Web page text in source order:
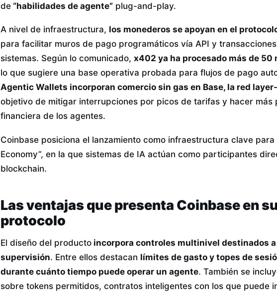
de “habilidades de agente” plug-and-play.
A nivel de infraestructura, los monederos se apoyan en el
para facilitar muros de pago programáticos vía API y
sistemas. Según lo comunicado, x402 ya ha procesado más de
lo que sugiere una base operativa probada para flujos de pago
Agentic Wallets incorporan comercio sin gas en Base, la red
objetivo de mitigar interrupciones por picos de tarifas y hacer más
financiera de los agentes.
Coinbase posiciona el lanzamiento como infraestructura clave para
Economy”, en la que sistemas de IA actúan como participantes
blockchain.
Las ventajas que presenta Coinbase en
protocolo
El diseño del producto incorpora controles multinivel destinados
supervisión. Entre ellos destacan límites de gasto y topes de
durante cuánto tiempo puede operar un agente. También se
sobre tokens permitidos, contratos inteligentes con los que puede